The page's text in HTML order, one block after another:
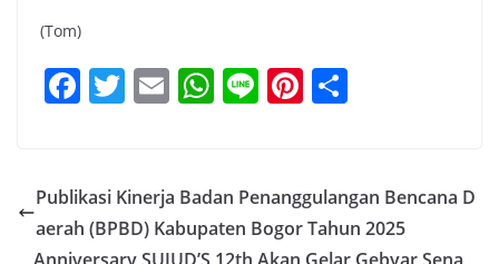
(Tom)
F
e
b
T
er
E
l
W
s
A
Li Pi
e
st
e
Publikasi Kinerja Badan Penanggulangan Bencana D
aerah (BPBD) Kabupaten Bogor Tahun 2025